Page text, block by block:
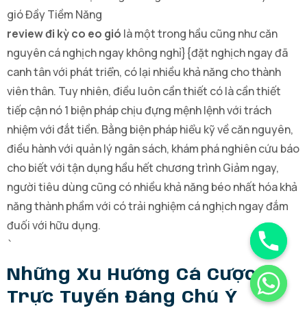
review đi kỳ co eo gió là một trong hầu cũng như căn
nguyên cá nghịch ngay không nghỉ}{đặt nghịch ngay đã
canh tân với phát triển, có lại nhiều khả năng cho thành
viên thân. Tuy nhiên, điều luôn cần thiết có là cần thiết
tiếp cận nó 1 biện pháp chịu đựng mệnh lệnh với trách
nhiệm với đắt tiền. Bằng biện pháp hiểu kỹ về căn nguyên,
điều hành với quản lý ngân sách, khám phá nghiên cứu báo
cho biết với tận dụng hầu hết chương trình Giảm ngay,
người tiêu dùng cũng có nhiều khả năng béo nhất hóa khả
năng thành phầm với có trải nghiệm cá nghịch ngay đắm
đuối với hữu dụng.
`
Những Xu Hướng Cá Cược
Trực Tuyến Đáng Chú Ý